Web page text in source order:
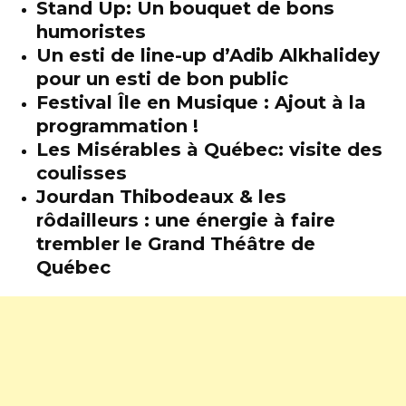
Stand Up: Un bouquet de bons
humoristes
Un esti de line-up d’Adib Alkhalidey
pour un esti de bon public
Festival Île en Musique : Ajout à la
programmation !
Les Misérables à Québec: visite des
coulisses
Jourdan Thibodeaux & les
rôdailleurs : une énergie à faire
trembler le Grand Théâtre de
Québec